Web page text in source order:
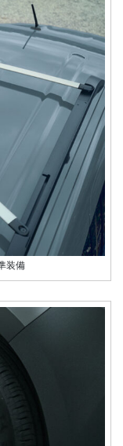
装備